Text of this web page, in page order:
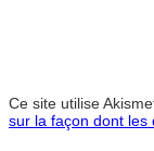
Ce site utilise
sur la façon dont les